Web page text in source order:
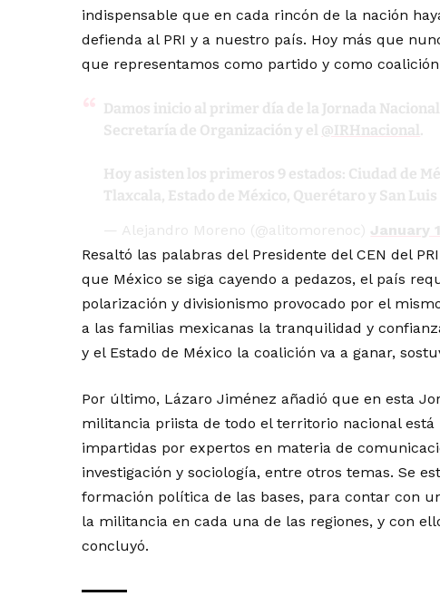
indispensable que en cada rincón de la nación
defienda al PRI y a nuestro país. Hoy más que
que representamos como partido y como
Damos inicio al primer día de la Jornada
Secretaría de Organización y el @IRHnacional .
Hoy asisten los primeros 9 estados: Ciudad de
Tlaxcala, Estado de México, Querétaro y San Luis
— Alejandro Moreno (@alitomorenoc) January
Resaltó las palabras del Presidente del CEN del
que México se siga cayendo a pedazos, el país
polarización y divisionismo provocado por el
a las familias mexicanas la tranquilidad y
y el Estado de México la coalición va a ganar,
Por último, Lázaro Jiménez añadió que en esta
militancia priista de todo el territorio nacional
impartidas por expertos en materia de
investigación y sociología, entre otros temas. Se
formación política de las bases, para contar con
la militancia en cada una de las regiones, y con
concluyó.